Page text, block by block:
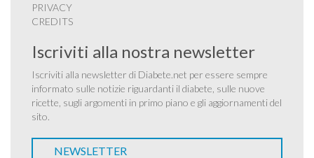
PRIVACY
CREDITS
Iscriviti alla nostra newsletter
Iscriviti alla newsletter di Diabete.net per essere sempre
informato sulle notizie riguardanti il diabete, sulle nuove
ricette, sugli argomenti in primo piano e gli aggiornamenti del
sito.
NEWSLETTER